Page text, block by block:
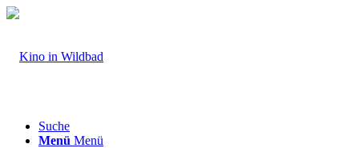
Suche
Menü Menü